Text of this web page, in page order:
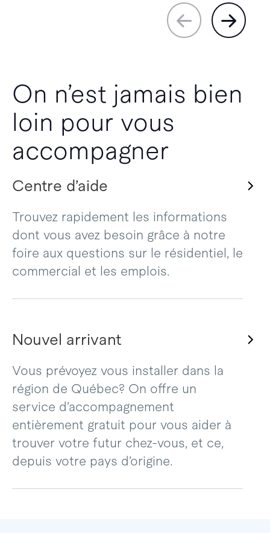
On n’est jamais bien
loin pour vous
accompagner
Centre d’aide
Trouvez rapidement les informations
dont vous avez besoin grâce à notre
foire aux questions sur le résidentiel, le
commercial et les emplois.
Nouvel arrivant
Vous prévoyez vous installer dans la
région de Québec? On offre un
service d’accompagnement
entièrement gratuit pour vous aider à
trouver votre futur chez-vous, et ce,
depuis votre pays d’origine.